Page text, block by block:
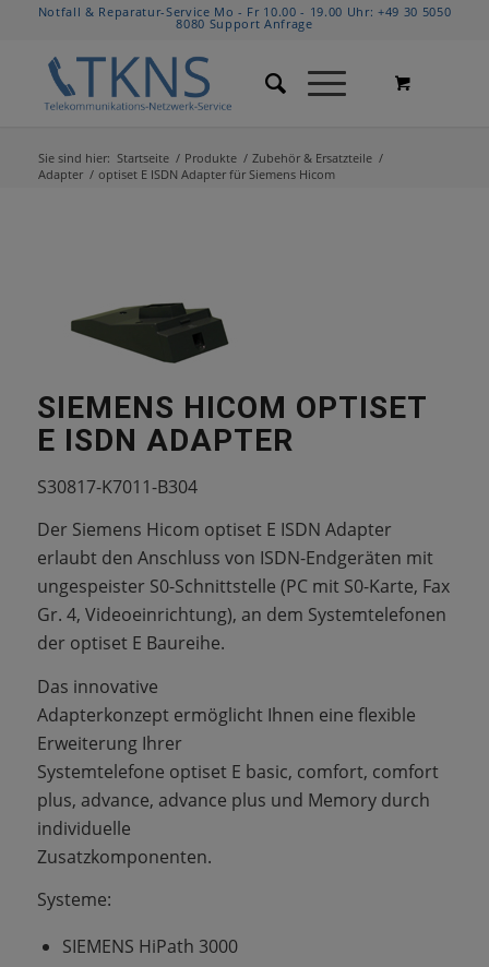
Notfall & Reparatur-Service Mo - Fr 10.00 - 19.00 Uhr:+49 30 5050
8080 Support Anfrage
Sie sind hier: Startseite / Produkte / Zubehör & Ersatzteile /
Adapter / optiset E ISDN Adapter für Siemens Hicom
SIEMENS HICOM OPTISET
E ISDN ADAPTER
S30817-K7011-B304
Der Siemens Hicom optiset E ISDN Adapter
erlaubt den Anschluss von ISDN-Endgeräten mit
ungespeister S0-Schnittstelle (PC mit S0-Karte, Fax
Gr. 4, Videoeinrichtung), an dem Systemtelefonen
der optiset E Baureihe.
Das innovative
Adapterkonzept ermöglicht Ihnen eine flexible
Erweiterung Ihrer
Systemtelefone optiset E basic, comfort, comfort
plus, advance, advance plus und Memory durch
individuelle
Zusatzkomponenten.
Systeme:
SIEMENS HiPath 3000